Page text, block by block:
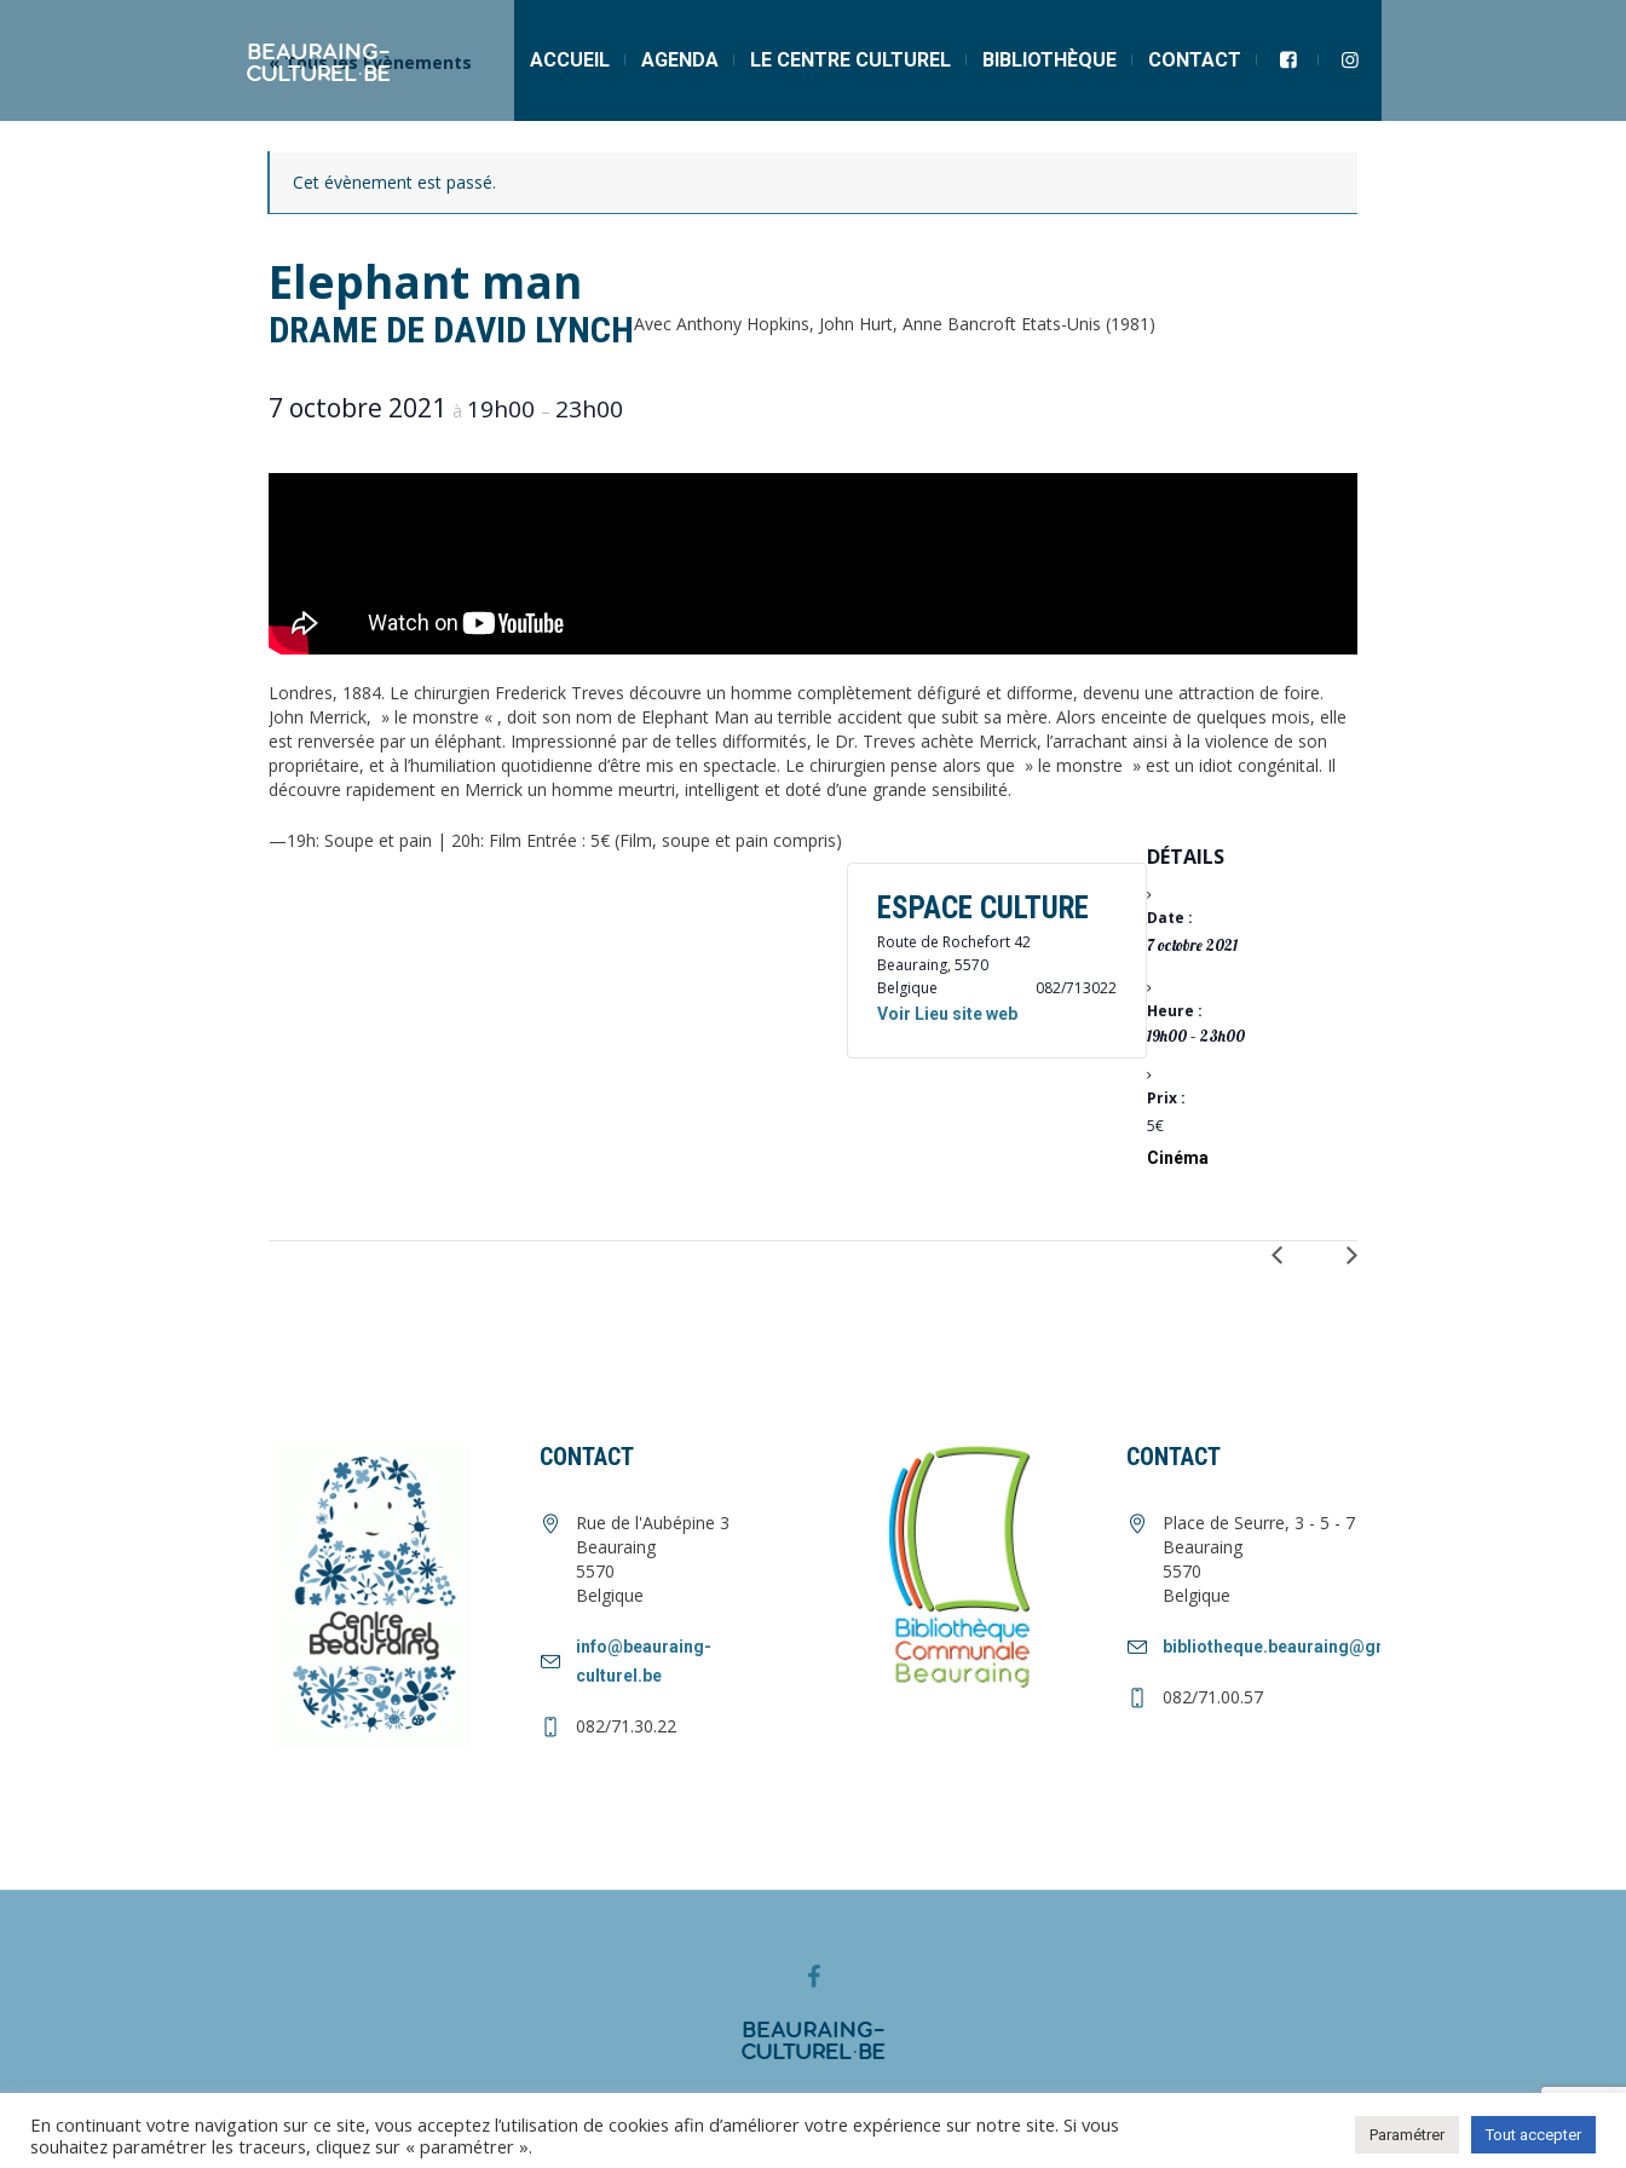
ACCUEIL AGENDA LE CENTRE CULTUREL BIBLIOTHÈQUE CONTACT
« Tous les Évènements
Cet évènement est passé.
Elephant man
DRAME DE DAVID LYNCHAvec Anthony Hopkins, John Hurt, Anne Bancroft Etats-Unis (1981)
7 octobre 2021 à 19h00 – 23h00
Londres, 1884. Le chirurgien Frederick Treves découvre un homme complètement défiguré et difforme, devenu une attraction de foire.
John Merrick, » le monstre « , doit son nom de Elephant Man au terrible accident que subit sa mère. Alors enceinte de quelques mois, elle
est renversée par un éléphant. Impressionné par de telles difformités, le Dr. Treves achète Merrick, l’arrachant ainsi à la violence de son
propriétaire, et à l’humiliation quotidienne d’être mis en spectacle. Le chirurgien pense alors que » le monstre » est un idiot congénital. Il
découvre rapidement en Merrick un homme meurtri, intelligent et doté d’une grande sensibilité.
—19h: Soupe et pain | 20h: Film Entrée : 5€ (Film, soupe et pain compris)
DÉTAILS
Date :
7 octobre 2021
Heure :
19h00 – 23h00
Prix :
5€
Cinéma
ESPACE CULTURE
Route de Rochefort 42
Beauraing,5570
Belgique
082/713022
Voir Lieu site web
CONTACT
Rue de l'Aubépine 3
Beauraing
5570
Belgique
info@beauraing-
culturel.be
082/71.30.22
CONTACT
Place de Seurre, 3 - 5 - 7
Beauraing
5570
Belgique
bibliotheque.beauraing@gmail.com
082/71.00.57
En continuant votre navigation sur ce site, vous acceptez l’utilisation de cookies afin d’améliorer votre expérience sur notre site. Si vous
souhaitez paramétrer les traceurs, cliquez sur « paramétrer ».
Paramétrer Tout accepter